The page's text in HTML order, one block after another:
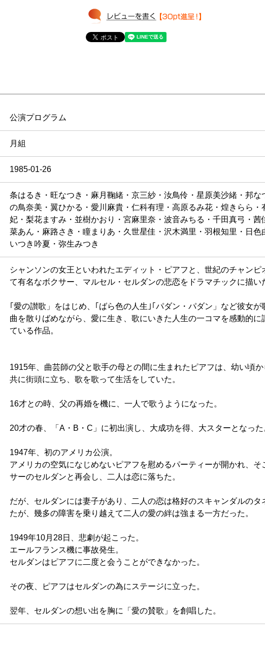
公演プログラム
月組
1985-01-26
条はるき・旺なつき・麻月鞠緒・京三紗・汝鳥伶・星原美沙緒・邦な
の鳥奈美・翼ひかる・愛川麻貴・仁科有理・高原るみ花・煌きらら・
妃・梨花ますみ・並樹かおり・宮麻里奈・波音みちる・千田真弓・茜
菜あん・麻路さき・瞳まりあ・久世星佳・沢木満里・羽根知里・日色
いつき吟夏・弥生みつき
シャンソンの女王といわれたエディット・ピアフと、世紀のチャンピ
て有名なボクサー、マルセル・セルダンの悲恋をドラマチックに描い
｢愛の讃歌」をはじめ、｢ばら色の人生｣｢パダン・パダン」など彼女が
曲を散りばめながら、愛に生き、歌にいきた人生の一コマを感動的に
ている作品。
1915年、曲芸師の父と歌手の母との間に生まれたピアフは、幼い頃か
共に街頭に立ち、歌を歌って生活をしていた。
16才との時、父の再婚を機に、一人で歌うようになった。
20才の春、「A・B・C」に初出演し、大成功を得、大スターとなった
1947年、初のアメリカ公演。
アメリカの空気になじめないピアフを慰めるパーティーが開かれ、そ
サーのセルダンと再会し、二人は恋に落ちた。
だが、セルダンには妻子があり、二人の恋は格好のスキャンダルのタ
たが、幾多の障害を乗り越えて二人の愛の絆は強まる一方だった。
1949年10月28日、悲劇が起こった。
エールフランス機に事故発生。
セルダンはピアフに二度と会うことができなかった。
その夜、ピアフはセルダンの為にステージに立った。
翌年、セルダンの想い出を胸に「愛の賛歌」を創唱した。